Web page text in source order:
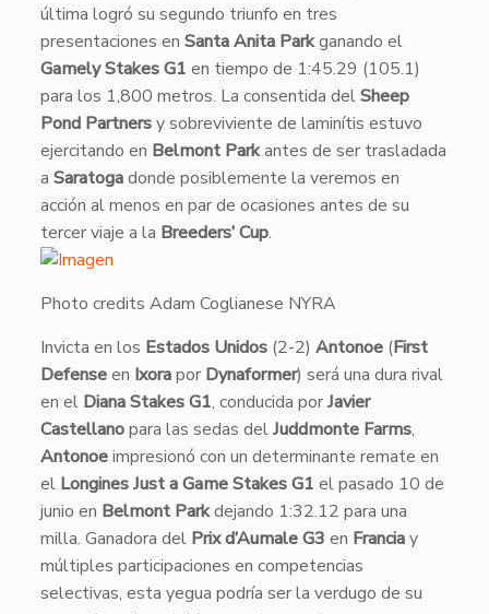
última logró su segundo triunfo en tres
presentaciones en Santa Anita Parkganando el
Gamely Stakes G1 en tiempo de 1:45.29 (105.1)
para los 1,800 metros. La consentida delSheep
Pond Partnersy sobreviviente de laminítis estuvo
ejercitando en Belmont Parkantes de ser trasladada
a Saratogadonde posiblemente la veremos en
acción al menos en par de ocasiones antes de su
tercer viaje a la Breeders’ Cup.
Photo credits Adam Coglianese NYRA
Invicta en los Estados Unidos(2-2) Antonoe(First
Defenseen Ixorapor Dynaformer) será una dura rival
en el Diana Stakes G1, conducida porJavier
Castellanopara las sedas delJuddmonte Farms,
Antonoeimpresionó con un determinante remate en
el Longines Just a Game Stakes G1 el pasado 10 de
junio en Belmont Parkdejando 1:32.12 para una
milla. Ganadora del Prix d’Aumale G3 en Franciay
múltiples participaciones en competencias
selectivas, esta yegua podría ser la verdugo de su